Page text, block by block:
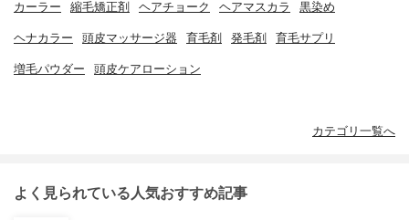
カーラー 縮毛矯正剤 ヘアチョーク ヘアマスカラ 黒染め
ヘナカラー 頭皮マッサージ器 育毛剤 発毛剤 育毛サプリ
増毛パウダー 頭皮ケアローション
カテゴリ一覧へ
よく見られている人気おすすめ記事